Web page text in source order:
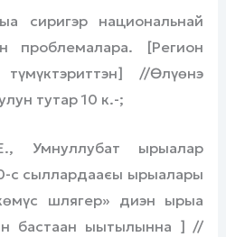
национальнай
проблемалара. [Регион
//Өлүөнэ
тутар 10 к.-;
ырыалар
с сыллардааєы ырыалары
шлягер» диэн ырыа
бастаан ыытылынна ] //